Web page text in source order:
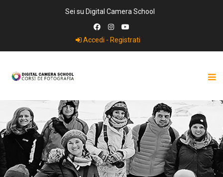
Sei su Digital Camera School
Accedi - Registrati